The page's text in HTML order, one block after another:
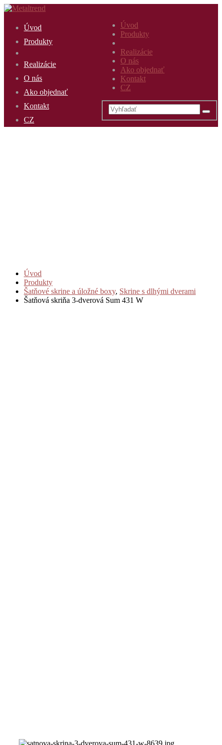
Úvod
Produkty
Realizácie
O nás
Ako objednať
Kontakt
CZ
Úvod
Produkty
Realizácie
O nás
Ako objednať
Kontakt
CZ
Úvod
Produkty
Šatňové skrine a úložné boxy, Skrine s dlhými dverami
Šatňová skriňa 3-dverová Sum 431 W